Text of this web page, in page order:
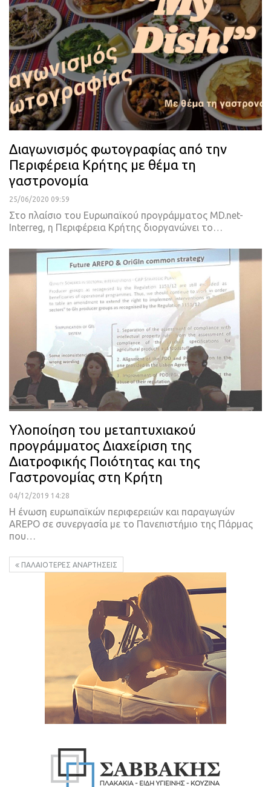
Διαγωνισμός φωτογραφίας από την
Περιφέρεια Κρήτης με θέμα τη
γαστρονομία
25/06/2020 09:59
Στο πλαίσιο του Ευρωπαϊκού προγράμματος MD.net-
Interreg, η Περιφέρεια Κρήτης διοργανώνει το…
Υλοποίηση του μεταπτυχιακού
προγράμματος Διαχείριση της
Διατροφικής Ποιότητας και της
Γαστρονομίας στη Κρήτη
04/12/2019 14:28
Η ένωση ευρωπαϊκών περιφερειών και παραγωγών
AREPO σε συνεργασία με το Πανεπιστήμιο της Πάρμας
που
ΠΑΛΑΙΌΤΕΡΕΣ ΑΝΑΡΤΉΣΕΙΣ